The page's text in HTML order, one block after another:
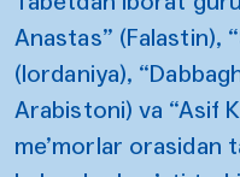
Anastas” (Falastin),
(Iordaniya),
Arabistoni) va “Asif
me’morlar orasidan